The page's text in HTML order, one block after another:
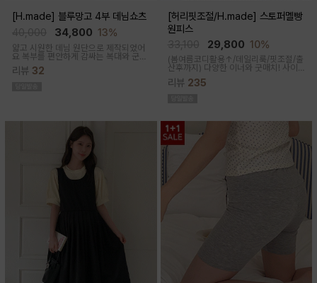
[H.made] 블루망고 4부 데님쇼츠
34,800 13%
얇고 시원한 데님 원단으로 제작되었어
요 복부를 편안하게 감싸는 복대와 군살
커버되는 여유핏! 사이드&뒷포켓, 노란
스티치로 실용성과 포인트를 더했어요
리뷰 32
[허리핏조절/H.made] 스토퍼멜빵
원피스
29,800 10%
(봄여름코디활용↑/데일리룩/핏조절/출
산후까지) 다양한 이너와 굿매치! 사이
캐쥬얼한 무드의 뷔스티에 원피스에요
리뷰 235